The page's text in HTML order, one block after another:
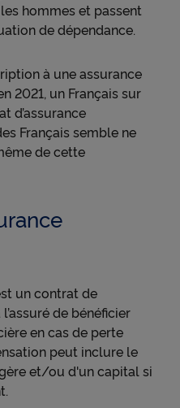
hommes et passent
de dépendance.
à une assurance
2021, un Français sur
d’assurance
Français semble ne
de cette
un contrat de
de bénéficier
en cas de perte
peut inclure le
et/ou d'un capital si